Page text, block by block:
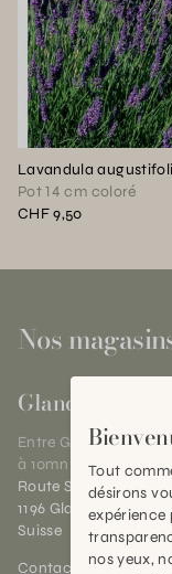
Lavandula
Pot 14 cm coloré
CHF 9,50
Nos
Gland
Entre Genève et
à 10mn de Nyon
Route Suisse 40
1196 Gland (VD)
Suisse
Contact et horaires
Tout
désirons
expérience
nos yeux,